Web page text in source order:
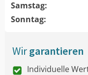
Samstag:
Sonntag:
Wirgarantieren
Individuelle